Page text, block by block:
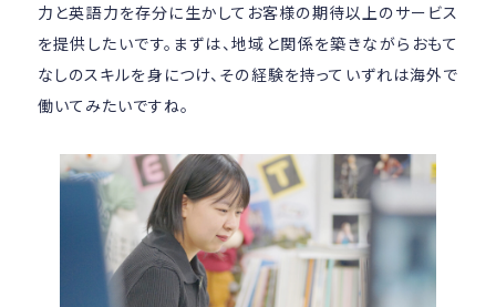
力と英語力を存分に生かしてお客様の期待以上のサービス
を提供したいです。まずは、地域と関係を築きながらおもて
なしのスキルを身につけ、その経験を持っていずれは海外で
働いてみたいですね。